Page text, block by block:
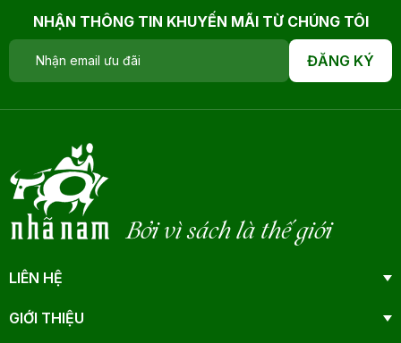
NHẬN THÔNG TIN KHUYẾN MÃI TỪ CHÚNG TÔI
ĐĂNG KÝ
Bởi vì sách là thế giới
LIÊN HỆ
GIỚI THIỆU